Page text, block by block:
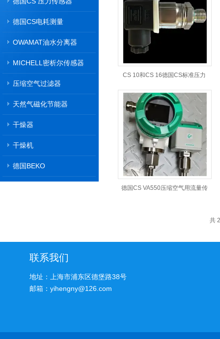
德国CS电耗测量
OWAMAT油水分离器
MICHELL密析尔传感器
压缩空气过滤器
天然气磁化节能器
干燥器
干燥机
德国BEKO
CS 10和CS 16德国CS标准压力
传感器报价
德国CS VA550压缩空气用流量传
共
联系我们
地址：上海市浦东区德堡路38号
邮箱：yihengny@126.com